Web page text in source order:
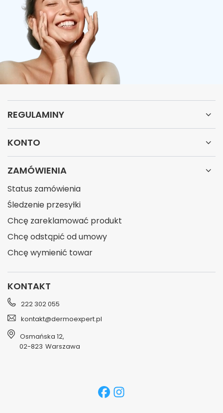
REGULAMINY
KONTO
ZAMÓWIENIA
Status zamówienia
Śledzenie przesyłki
Chcę zareklamować produkt
Chcę odstąpić od umowy
Chcę wymienić towar
KONTAKT
222 302 055
kontakt@dermoexpert.pl
Osmańska 12,
02-823 Warszawa